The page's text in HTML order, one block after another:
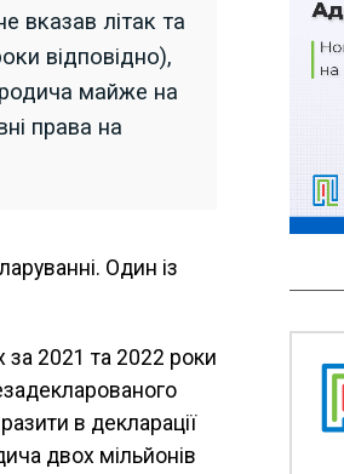
вказав літак та
відповідно),
майже на
права на
Один із
за 2021 та 2022 роки
в декларації
двох мільйонів